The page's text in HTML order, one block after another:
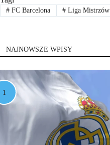
#FC Barcelona #Liga Mistrzów
NAJNOWSZE WPISY